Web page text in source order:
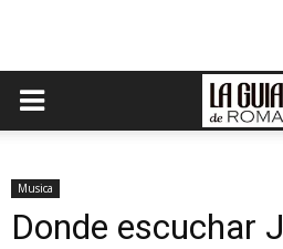
Musica
Donde escuchar